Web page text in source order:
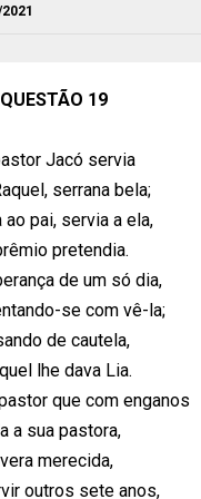
19
Jacó servia
serrana bela;
pai, servia a ela,
pretendia.
de um só dia,
se com vê-la;
de cautela,
lhe dava Lia.
que com enganos
a sua pastora,
merecida,
outros sete anos,